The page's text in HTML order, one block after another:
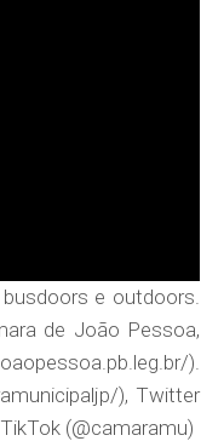
e outdoors.
de João Pessoa,
).
), Twitter
(@camaramu)